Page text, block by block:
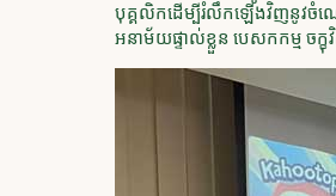
បុគ្គលិកដើម្បីរំលឹកឡើងវិញនូវចំណ
អនាម័យផ្ទាល់ខ្លួន បេសកកម្ម ច